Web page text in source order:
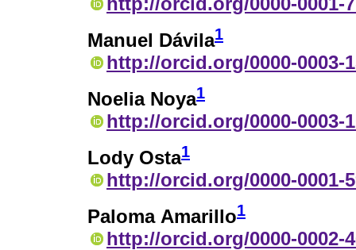
Manuel Dávila1
http://orcid.org/0000-0003-
Noelia Noya1
http://orcid.org/0000-0003-
Lody Osta1
http://orcid.org/0000-0001-
Paloma Amarillo1
http://orcid.org/0000-0002-